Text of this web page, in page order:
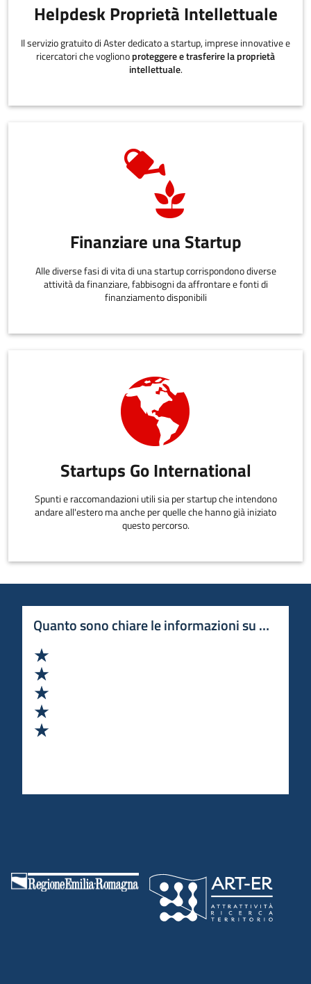
Helpdesk Proprietà Intellettuale
Il servizio gratuito di Aster dedicato a startup, imprese innovative e
ricercatori che voglionoproteggere e trasferire la proprietà
intellettuale.
Finanziare una Startup
Alle diverse fasi di vita di una startup corrispondono diverse
attività da finanziare, fabbisogni da affrontare e fonti di
finanziamento disponibili
Startups Go International
Spunti e raccomandazioni utili sia per startup che intendono
andare all'estero ma anche per quelle che hanno già iniziato
questo percorso.
Quanto sono chiare le informazioni su questa